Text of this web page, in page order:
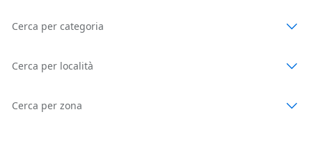
Cerca per categoria
Cerca per località
Cerca per zona